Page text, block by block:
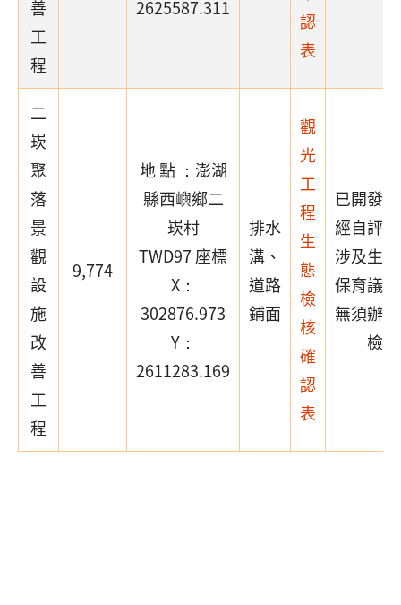
善
工
程
2625587.311
認
表
二
崁
聚
落
景
觀
設
施
改
善
工
程
9,774
地 點 ：澎湖
縣西嶼鄉二
崁村
TWD97 座標
X：
302876.973
Y：
2611283.169
排水
溝、
道路
鋪面
觀
光
工
程
生
態
檢
核
確
認
表
已開發
經自評
涉及生
保育議
無須辦
檢核